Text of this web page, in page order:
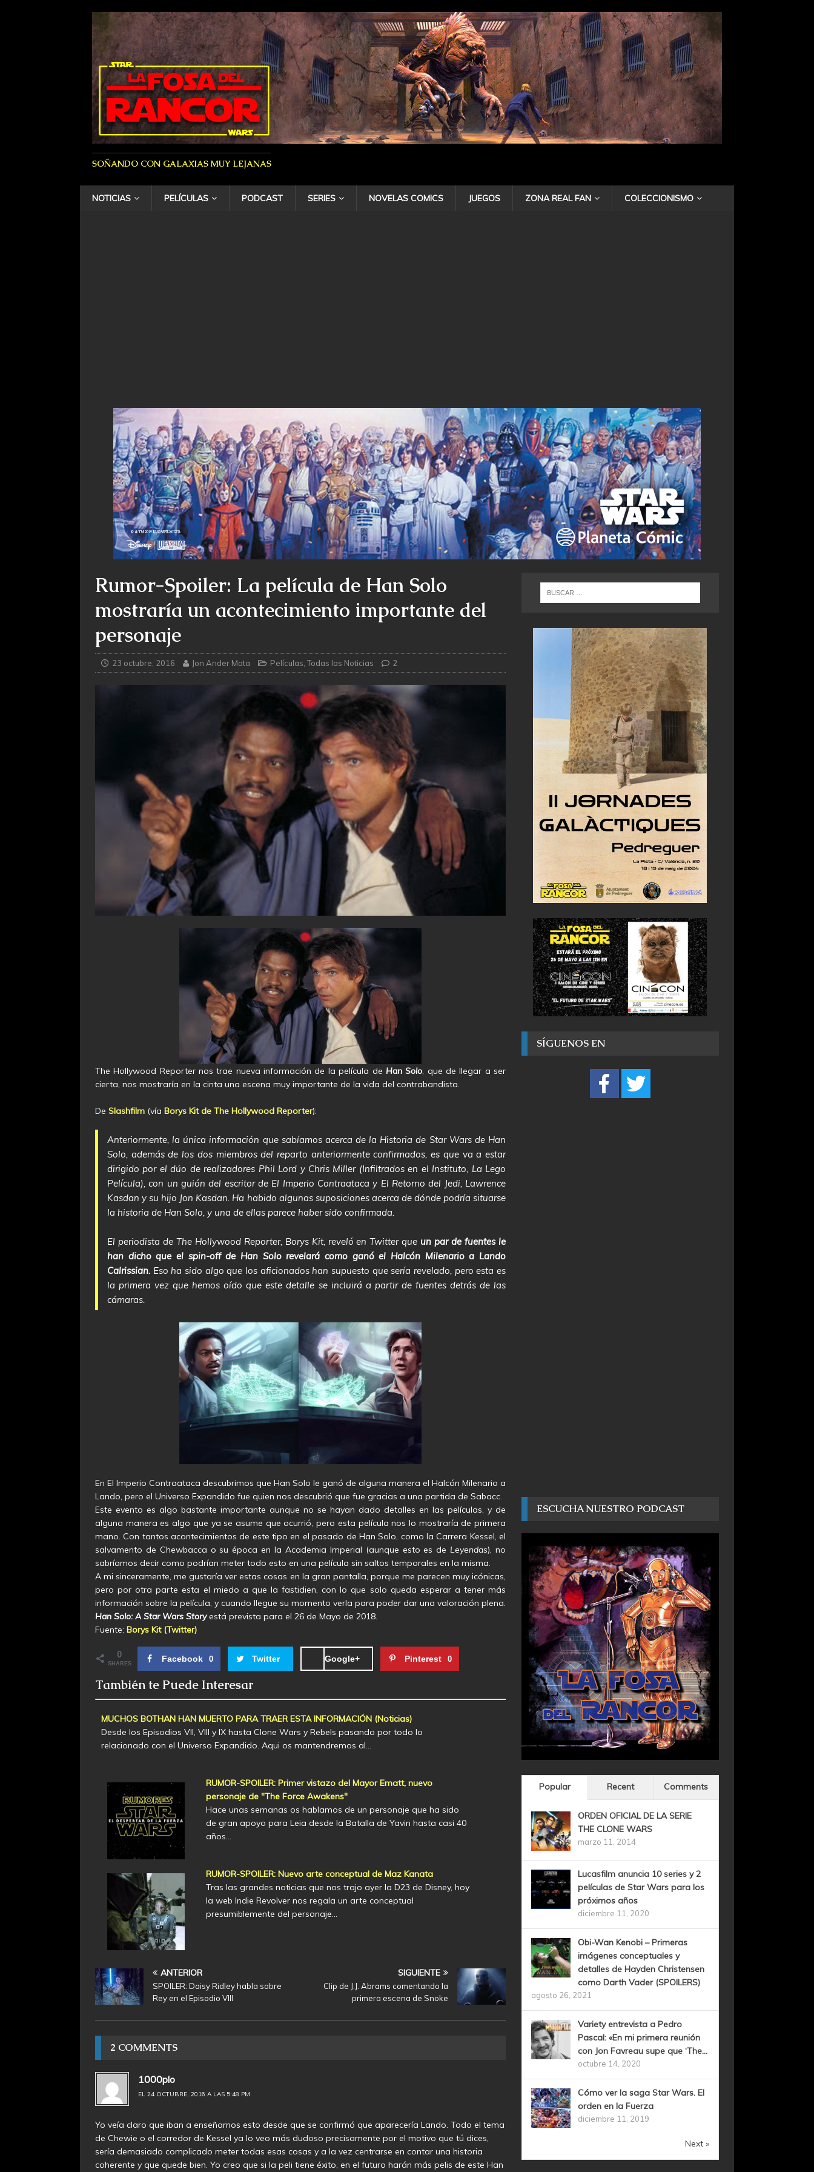
SOÑANDO CON GALAXIAS MUY LEJANAS
NOTICIAS PELÍCULAS PODCAST SERIES NOVELAS COMICS JUEGOS ZONA REAL FAN COLECCIONISMO
Rumor-Spoiler: La película de Han Solo
mostraría un acontecimiento importante del
personaje
23 octubre, 2016 Jon Ander Mata Películas ,Todas las Noticias 2
The Hollywood Reporter nos trae nueva información de la película de Han Solo, que de llegar a ser
cierta, nos mostraría en la cinta una escena muy importante de la vida del contrabandista.
De Slashfilm (vía Borys Kit de The Hollywood Reporter):
Anteriormente, la única información que sabíamos acerca de la Historia de Star Wars de Han
Solo, además de los dos miembros del reparto anteriormente confirmados, es que va a estar
dirigido por el dúo de realizadores Phil Lord y Chris Miller (Infiltrados en el Instituto, La Lego
Película), con un guión del escritor de El Imperio Contraataca y El Retorno del Jedi, Lawrence
Kasdan y su hijo Jon Kasdan. Ha habido algunas suposiciones acerca de dónde podría situarse
la historia de Han Solo, y una de ellas parece haber sido confirmada.
El periodista de The Hollywood Reporter, Borys Kit, reveló en Twitter que un par de fuentes le
han dicho que el spin-off de Han Solo revelará como ganó el Halcón Milenario a Lando
Calrissian. Eso ha sido algo que los aficionados han supuesto que sería revelado, pero esta es
la primera vez que hemos oído que este detalle se incluirá a partir de fuentes detrás de las
cámaras.
En El Imperio Contraataca descubrimos que Han Solo le ganó de alguna manera el Halcón Milenario a
Lando, pero el Universo Expandido fue quien nos descubrió que fue gracias a una partida de Sabacc.
Este evento es algo bastante importante aunque no se hayan dado detalles en las películas, y de
alguna manera es algo que ya se asume que ocurrió, pero esta película nos lo mostraría de primera
mano. Con tantos acontecimientos de este tipo en el pasado de Han Solo, como la Carrera Kessel, el
salvamento de Chewbacca o su época en la Academia Imperial (aunque esto es de Leyendas), no
sabríamos decir como podrían meter todo esto en una película sin saltos temporales en la misma.
A mi sinceramente, me gustaría ver estas cosas en la gran pantalla, porque me parecen muy icónicas,
pero por otra parte esta el miedo a que la fastidien, con lo que solo queda esperar a tener más
información sobre la película, y cuando llegue su momento verla para poder dar una valoración plena.
Han Solo: A Star Wars Storyestá prevista para el 26 de Mayo de 2018.
Fuente: Borys Kit (Twitter)
0
SHARES Facebook 0 Twitter Google+ Pinterest 0
También te Puede Interesar
MUCHOS BOTHAN HAN MUERTO PARA TRAER ESTA INFORMACIÓN (Noticias)
Desde los Episodios VII, VIII y IX hasta Clone Wars y Rebels pasando por todo lo
relacionado con el Universo Expandido. Aqui os mantendremos al…
RUMOR-SPOILER: Primer vistazo del Mayor Ematt, nuevo
personaje de "The Force Awakens"
Hace unas semanas os hablamos de un personaje que ha sido
de gran apoyo para Leia desde la Batalla de Yavin hasta casi 40
años…
RUMOR-SPOILER: Nuevo arte conceptual de Maz Kanata
Tras las grandes noticias que nos trajo ayer la D23 de Disney, hoy
la web Indie Revolver nos regala un arte conceptual
presumiblemente del personaje…
ANTERIOR
SPOILER: Daisy Ridley habla sobre
Rey en el Episodio VIII
SIGUIENTE
Clip de J.J. Abrams comentando la
primera escena de Snoke
2 COMMENTS
1000plo
EL 24 OCTUBRE, 2016 A LAS 5:48 PM
Yo veía claro que iban a enseñarnos esto desde que se confirmó que aparecería Lando. Todo el tema
de Chewie o el corredor de Kessel ya lo veo más dudoso precisamente por el motivo que tú dices,
sería demasiado complicado meter todas esas cosas y a la vez centrarse en contar una historia
coherente y que quede bien. Yo creo que si la peli tiene éxito, en el futuro harán más pelis de este Han
SÍGUENOS EN
ESCUCHA NUESTRO PODCAST
Popular Recent Comments
ORDEN OFICIAL DE LA SERIE
THE CLONE WARS
marzo 11, 2014
Lucasfilm anuncia 10 series y 2
películas de Star Wars para los
próximos años
diciembre 11, 2020
Obi-Wan Kenobi – Primeras
imágenes conceptuales y
detalles de Hayden Christensen
como Darth Vader (SPOILERS)
agosto 26, 2021
Variety entrevista a Pedro
Pascal: «En mi primera reunión
con Jon Favreau supe que ‘The...
octubre 14, 2020
Cómo ver la saga Star Wars. El
orden en la Fuerza
diciembre 11, 2019
Next »